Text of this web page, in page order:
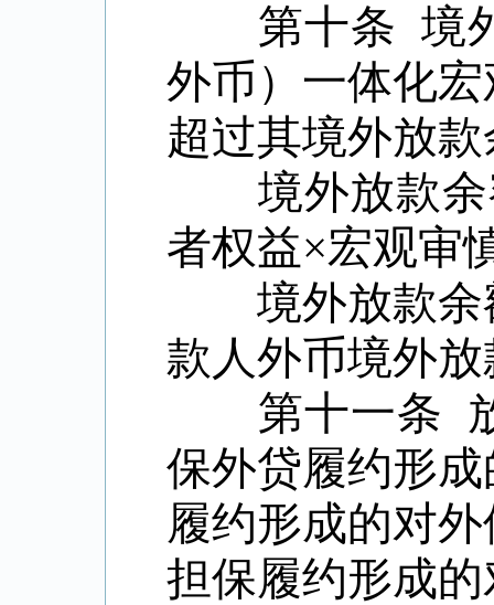
第十条 境外
外币）一体化
超过其境外放
境外放款余
者权益×宏观审
境外放款余
款人外币境外
第十一条 放
保外贷履约形
履约形成的对
担保履约形成